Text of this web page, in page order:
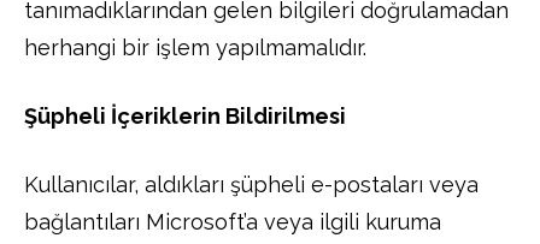
tanımadıklarından gelen bilgileri doğrulamadan
herhangi bir işlem yapılmamalıdır.
Şüpheli İçeriklerin Bildirilmesi
Kullanıcılar, aldıkları şüpheli e-postaları veya
bağlantıları Microsoft’a veya ilgili kuruma